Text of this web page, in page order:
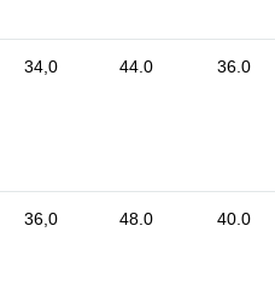
34,0 44.0 36.0
36,0 48.0 40.0